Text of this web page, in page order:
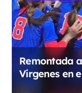
Remontada
Virgenes en
Super Ronda